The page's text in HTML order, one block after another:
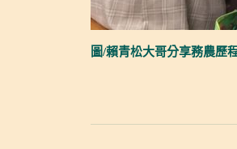
圖/賴青松大哥分享務農歷